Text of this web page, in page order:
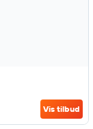
Vis tilbud